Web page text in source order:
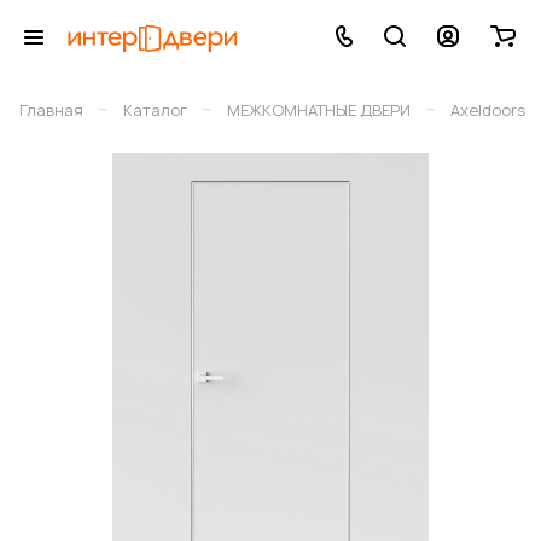
Главная – Каталог – МЕЖКОМНАТНЫЕ ДВЕРИ – Axeldoors